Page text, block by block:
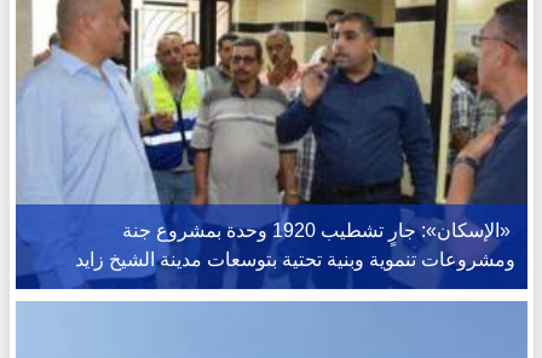
‫ «الإسكان»: جارٍ تشطيب 1920 وحدة بمشروع جنة
ومشروعات تنموية وبنية تحتية بتوسعات مدينة الشيخ زايد